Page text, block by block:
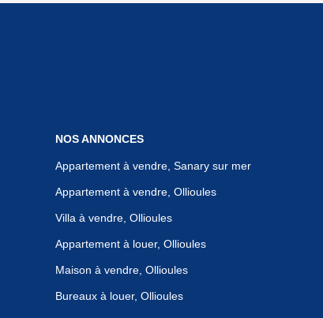
NOS ANNONCES
Appartement à vendre, Sanary sur mer
Appartement à vendre, Ollioules
Villa à vendre, Ollioules
Appartement à louer, Ollioules
Maison à vendre, Ollioules
Bureaux à louer, Ollioules